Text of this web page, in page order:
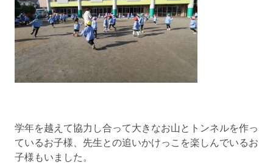
学年を越えて協力し合って大きなお山とトンネルを作っ
ているお子様、先生との追いかけっこを楽しんでいるお
子様もいました。